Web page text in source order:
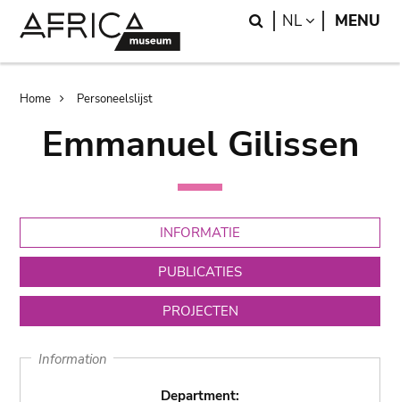
Search
NL LANGUAGE
MENU
Breadcrumb
Home Personeelslijst
Emmanuel Gilissen
INFORMATIE
PUBLICATIES
PROJECTEN
Information
Department: